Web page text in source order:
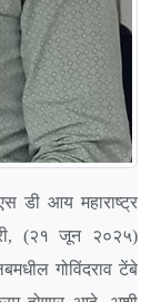
डी आय महाराष्ट्र
(२१ जून २०२५)
गोविंदराव टेंबे